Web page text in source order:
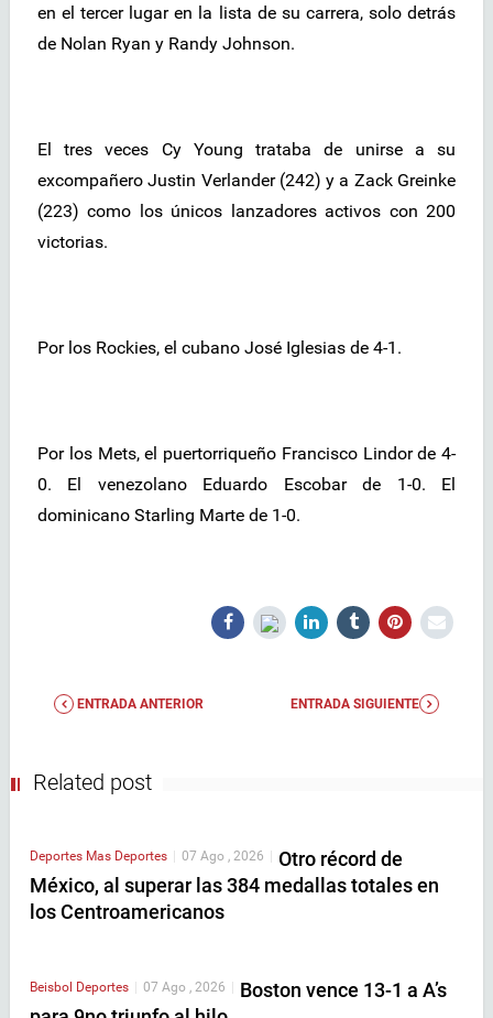
en el tercer lugar en la lista de su carrera, solo detrás
de Nolan Ryan y Randy Johnson.
El tres veces Cy Young trataba de unirse a su
excompañero Justin Verlander (242) y a Zack Greinke
(223) como los únicos lanzadores activos con 200
victorias.
Por los Rockies, el cubano José Iglesias de 4-1.
Por los Mets, el puertorriqueño Francisco Lindor de 4-
0. El venezolano Eduardo Escobar de 1-0. El
dominicano Starling Marte de 1-0.
ENTRADA ANTERIOR ENTRADA SIGUIENTE
Related post
Deportes Mas Deportes 07 Ago , 2026
Otro récord de
México, al superar las 384 medallas totales en
los Centroamericanos
Beisbol Deportes | 07 Ago , 2026 | Boston vence 13-1 a A’s